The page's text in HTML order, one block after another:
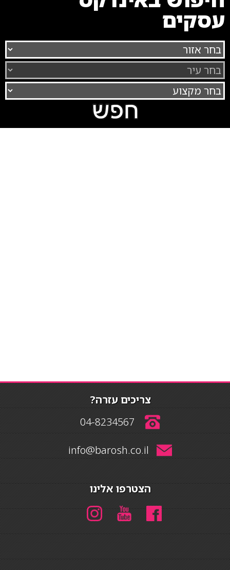
עסקים
צריכים עזרה?
04-8234567
info@barosh.co.il
הצטרפו אלינו